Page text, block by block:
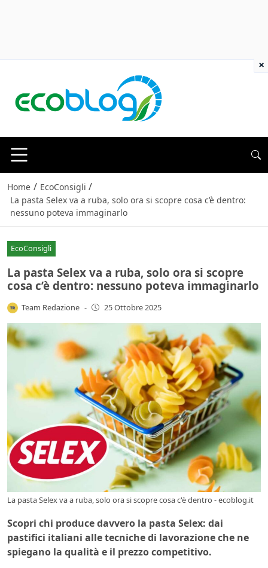
Home / EcoConsigli /
La pasta Selex va a ruba, solo ora si scopre cosa c’è dentro:
nessuno poteva immaginarlo
EcoConsigli
La pasta Selex va a ruba, solo ora si scopre
cosa c’è dentro: nessuno poteva immaginarlo
Team Redazione - 25 Ottobre 2025
La pasta Selex va a ruba, solo ora si scopre cosa c'è dentro - ecoblog.it
Scopri chi produce davvero la pasta Selex: dai
pastifici italiani alle tecniche di lavorazione che ne
spiegano la qualità e il prezzo competitivo.
×